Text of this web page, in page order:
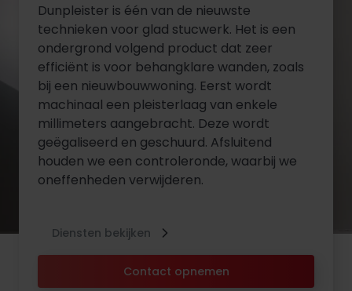
Dunpleister is één van de nieuwste
technieken voor glad stucwerk. Het is een
ondergrond volgend product dat zeer
efficiënt is voor behangklare wanden, zoals
bij een nieuwbouwwoning. Eerst wordt
machinaal een pleisterlaag van enkele
millimeters aangebracht. Deze wordt
geëgaliseerd en geschuurd. Afsluitend
houden we een controleronde, waarbij we
oneffenheden verwijderen.
Contact opnemen
Diensten bekijken